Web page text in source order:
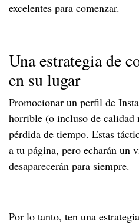
excelentes para comenzar.
Una estrategia de
en su lugar
Promocionar un perfil de
horrible (o incluso de calidad
pérdida de tiempo. Estas
a tu página, pero echarán un
desaparecerán para siempre.
Por lo tanto, ten una